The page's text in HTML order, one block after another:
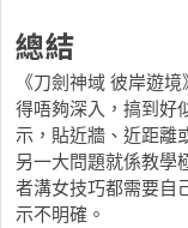
總結
《刀劍神域 彼岸遊
得唔夠深入，搞到好
示，貼近牆、近距離
另一大問題就係教學
者溝女技巧都需要自
示不明確。